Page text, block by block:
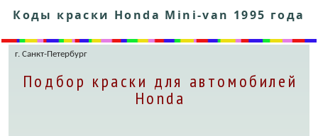
Коды краски Honda Mini-van 1995 года
г. Санкт-Петербург
Подбор краски для автомобилей
Honda